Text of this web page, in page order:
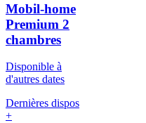
Mobil-home
Premium 2
chambres
Disponible à
d'autres dates
Dernières dispos
+